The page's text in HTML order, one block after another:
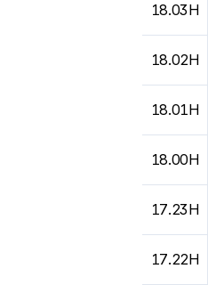
18.03H
18.02H
18.01H
18.00H
17.23H
17.22H